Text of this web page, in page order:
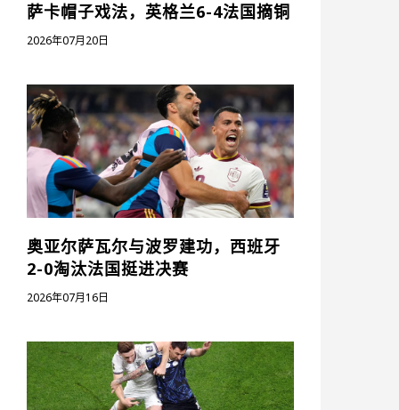
萨卡帽子戏法，英格兰6-4法国摘铜
2026年07月20日
奥亚尔萨瓦尔与波罗建功，西班牙
2-0淘汰法国挺进决赛
2026年07月16日